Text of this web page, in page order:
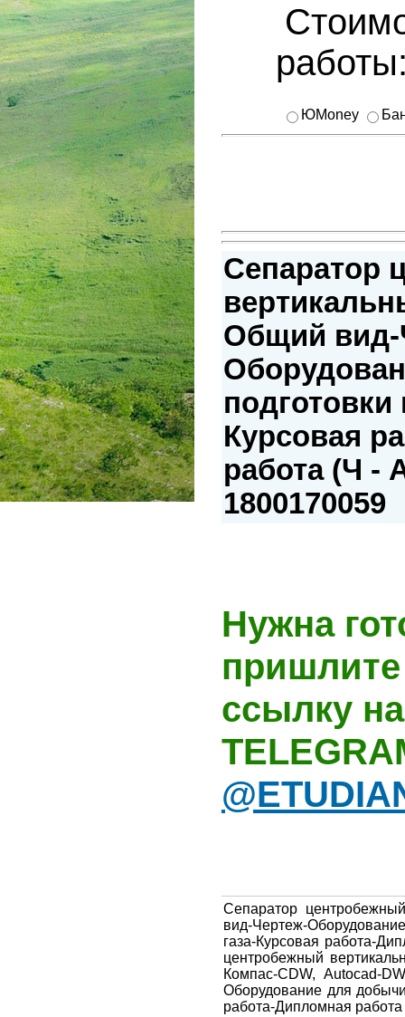
ЮMoney
Сепаратор
Общий вид-
подготовки
Курсовая
работа (Ч -
1800170059
Нужна
ссылку
Сепаратор
вид-Чертеж-
газа-Курсовая работа-
центробежный
Компас-CDW, Autocad-
Оборудование для
работа-Дипломная работа